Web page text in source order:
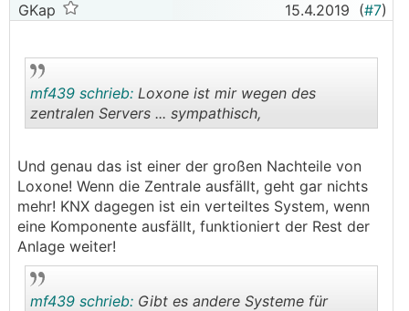
GKap 15.4.2019 (#7)
.
mf439 schrieb: Loxone ist mir wegen des
zentralen Servers ... sympathisch,
Und genau das ist einer der großen Nachteile von
Loxone! Wenn die Zentrale ausfällt, geht gar nichts
mehr! KNX dagegen ist ein verteiltes System, wenn
eine Komponente ausfällt, funktioniert der Rest der
Anlage weiter!
mf439 schrieb: Gibt es andere Systeme für